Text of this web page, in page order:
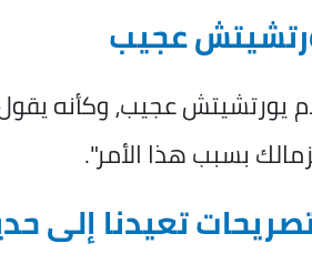
عجيب
يورتشيتش عجيب، وكأنه
بسبب هذا الأمر".
تعيدنا إلى